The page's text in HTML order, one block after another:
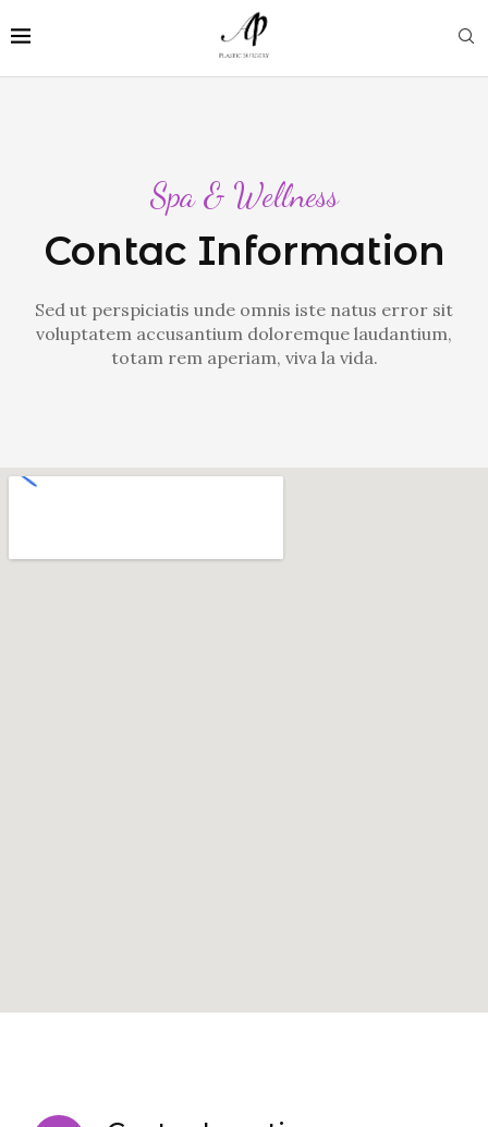
Spa & Wellness
Contac Information
Sed ut perspiciatis unde omnis iste natus error sit
voluptatem accusantium doloremque laudantium,
totam rem aperiam, viva la vida.